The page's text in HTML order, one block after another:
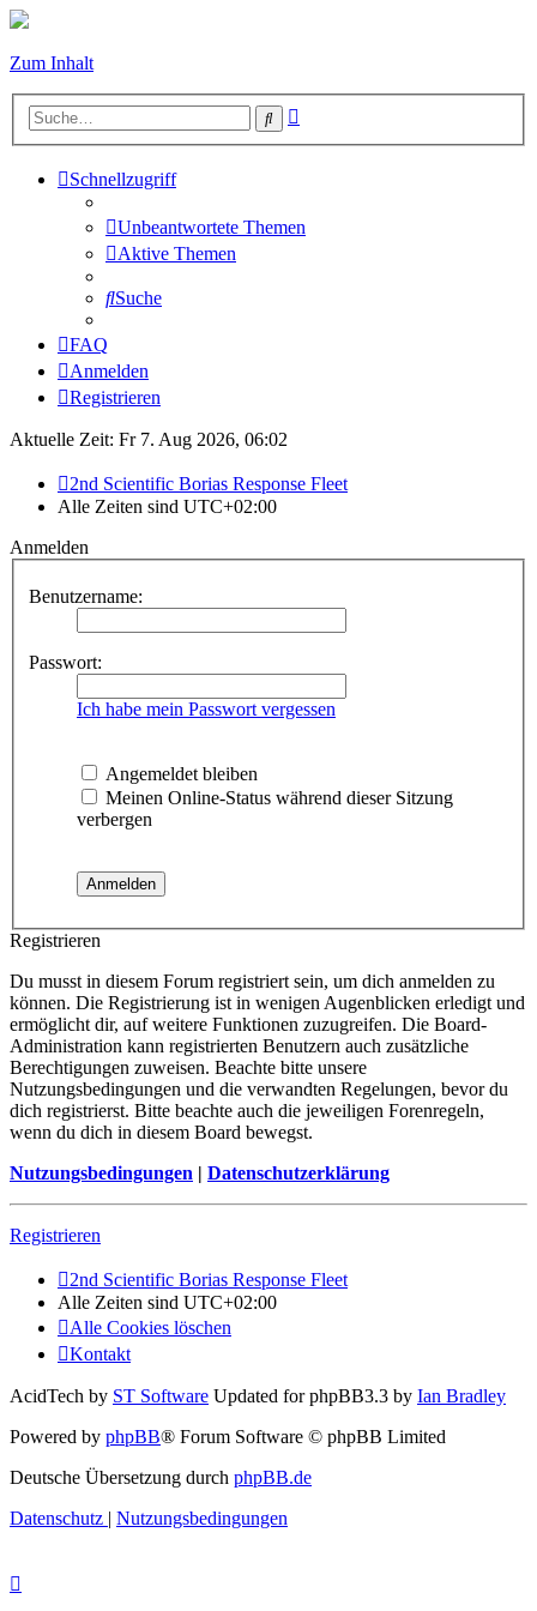
Zum Inhalt
Suche
Schnellzugriff
Unbeantwortete Themen
Aktive Themen
Suche
FAQ
Anmelden
Registrieren
Aktuelle Zeit: Fr 7. Aug 2026, 06:02
2nd Scientific Borias Response Fleet
Alle Zeiten sind UTC+02:00
Anmelden
Benutzername:
Passwort:
Ich habe mein Passwort vergessen
Angemeldet bleiben
Meinen Online-Status während dieser Sitzung
verbergen
Registrieren
Du musst in diesem Forum registriert sein, um dich anmelden zu
können. Die Registrierung ist in wenigen Augenblicken erledigt und
ermöglicht dir, auf weitere Funktionen zuzugreifen. Die Board-
Administration kann registrierten Benutzern auch zusätzliche
Berechtigungen zuweisen. Beachte bitte unsere
Nutzungsbedingungen und die verwandten Regelungen, bevor du
dich registrierst. Bitte beachte auch die jeweiligen Forenregeln,
wenn du dich in diesem Board bewegst.
Nutzungsbedingungen | Datenschutzerklärung
Registrieren
2nd Scientific Borias Response Fleet
Alle Zeiten sind UTC+02:00
Alle Cookies löschen
Kontakt
AcidTech by ST Software Updated for phpBB3.3 by Ian Bradley
Powered by phpBB® Forum Software © phpBB Limited
Deutsche Übersetzung durch phpBB.de
Datenschutz | Nutzungsbedingungen